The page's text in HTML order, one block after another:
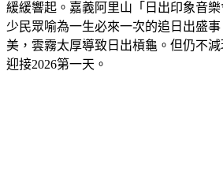
緩緩響起。嘉義阿里山「日出印象音
少民眾喻為一生必來一次的追日出盛
美，雲霧太厚導致日出槓龜。但仍不
迎接2026第一天。